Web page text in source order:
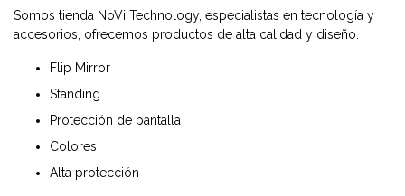
Somos tienda NoVi Technology, especialistas en tecnología y
accesorios, ofrecemos productos de alta calidad y diseño.
Flip Mirror
Standing
Protección de pantalla
Colores
Alta protección